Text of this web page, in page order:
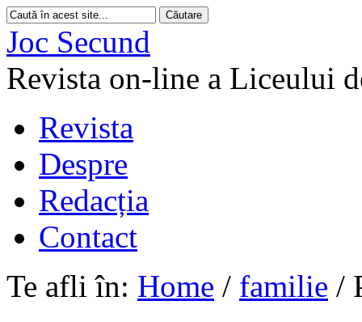
Joc Secund
Revista on-line a Liceului
Revista
Despre
Redacția
Contact
Te afli în: Home / familie /